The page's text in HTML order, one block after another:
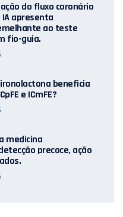
do fluxo coronário
apresenta
ao teste
fio-guia.
beneficia
e ICmFE?
medicina
precoce, ação